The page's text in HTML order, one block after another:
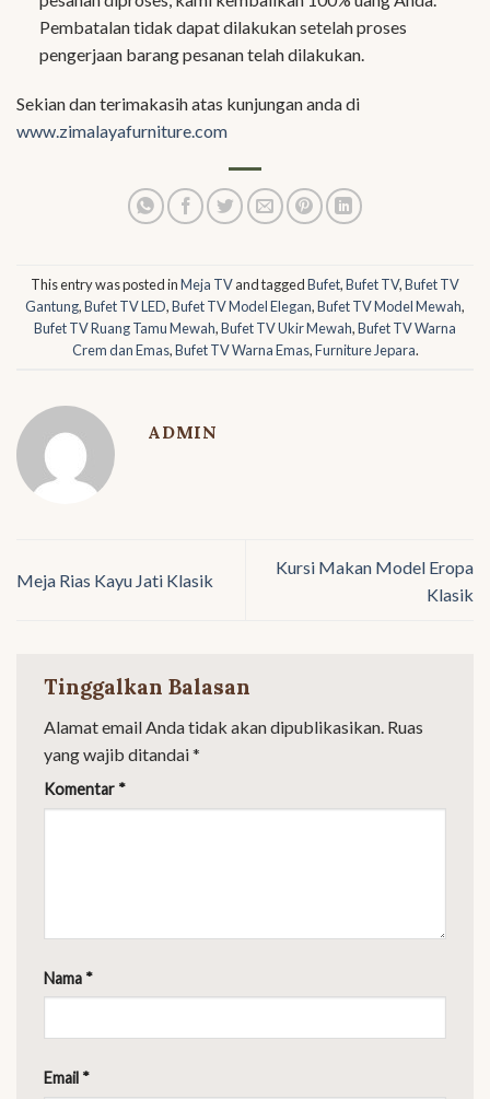
Pembatalan tidak dapat dilakukan setelah proses
pengerjaan barang pesanan telah dilakukan.
Sekian dan terimakasih atas kunjungan anda di
www.zimalayafurniture.com
This entry was posted inMeja TVand taggedBufet,Bufet TV,Bufet TV
Gantung,Bufet TV LED,Bufet TV Model Elegan,Bufet TV Model Mewah,
Bufet TV Ruang Tamu Mewah,Bufet TV Ukir Mewah,Bufet TV Warna
Crem dan Emas,Bufet TV Warna Emas,Furniture Jepara.
ADMIN
Meja Rias Kayu Jati Klasik
Kursi Makan Model Eropa
Klasik
Tinggalkan Balasan
Alamat email Anda tidak akan dipublikasikan. Ruas
yang wajib ditandai*
Komentar *
Nama *
Email *